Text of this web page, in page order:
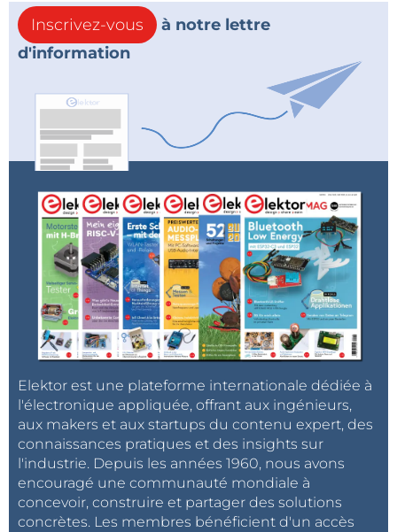
Inscrivez-vous
à notre lettre
d'information
Elektor est une plateforme internationale dédiée à
l'électronique appliquée, offrant aux ingénieurs,
aux makers et aux startups du contenu expert, des
connaissances pratiques et des insights sur
l'industrie. Depuis les années 1960, nous avons
encouragé une communauté mondiale à
concevoir, construire et partager des solutions
concrètes. Les membres bénéficient d'un accès